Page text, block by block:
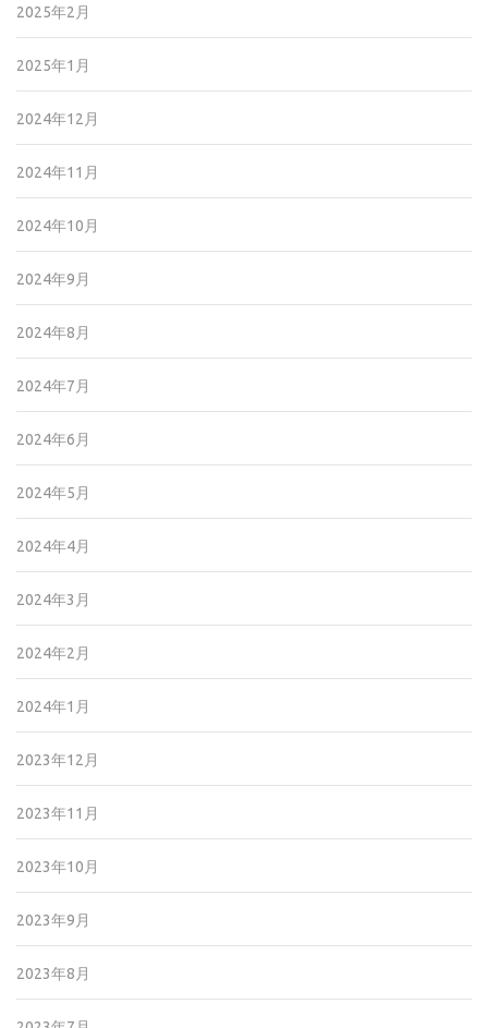
2025年2月
2025年1月
2024年12月
2024年11月
2024年10月
2024年9月
2024年8月
2024年7月
2024年6月
2024年5月
2024年4月
2024年3月
2024年2月
2024年1月
2023年12月
2023年11月
2023年10月
2023年9月
2023年8月